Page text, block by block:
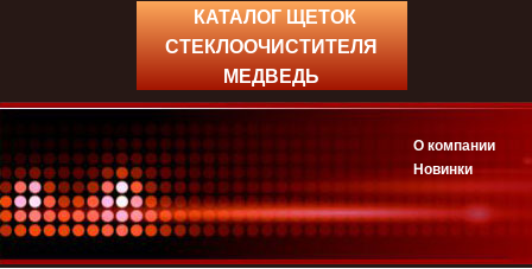
КАТАЛОГ ЩЕТОК
СТЕКЛООЧИСТИТЕЛЯ
МЕДВЕДЬ
О компании
Новинки